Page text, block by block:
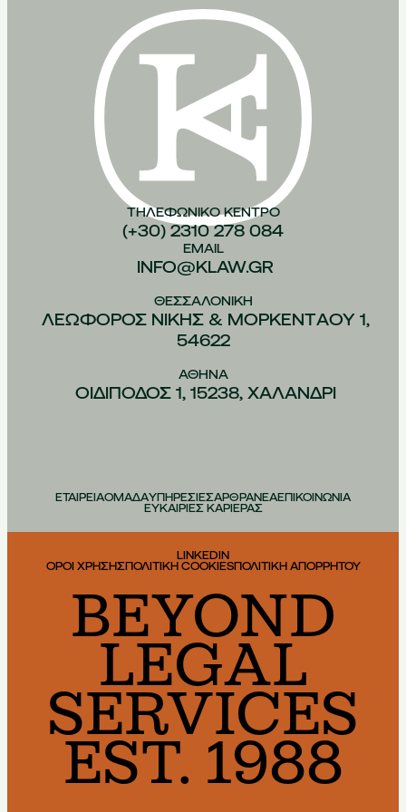
ΤΗΛΕΦΩΝΙΚO ΚEΝΤΡΟ
(+30) 2310 278 084
EMAIL
INFO@KLAW.GR
ΘΕΣΣΑΛΟΝIΚΗ
ΛΕΩΦOΡΟΣ ΝIΚΗΣ & ΜΟΡΚΕΝΤAΟΥ 1,
54622
ΑΘHΝΑ
ΟΙΔIΠΟΔΟΣ 1, 15238, ΧΑΛAΝΔΡΙ
ΕΤΑΙΡΕΙΑΟΜΑΔΑΥΠΗΡΕΣΙΕΣΑΡΘΡΑΝΕΑΕΠΙΚΟΙΝΩΝΙΑ
ΕΥΚΑΙΡΙΕΣ ΚΑΡΙΕΡΑΣ
LINKEDIN
ΟΡΟΙ ΧΡΗΣΗΣΠΟΛΙΤΙΚΗ COOKIESΠΟΛΙΤΙΚΗ ΑΠΟΡΡΗΤΟΥ
BEYOND
LEGAL
SERVICES
EST. 1988